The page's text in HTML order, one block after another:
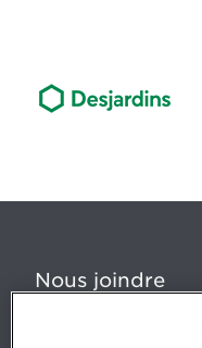
Nous joindre
5, Place Ville